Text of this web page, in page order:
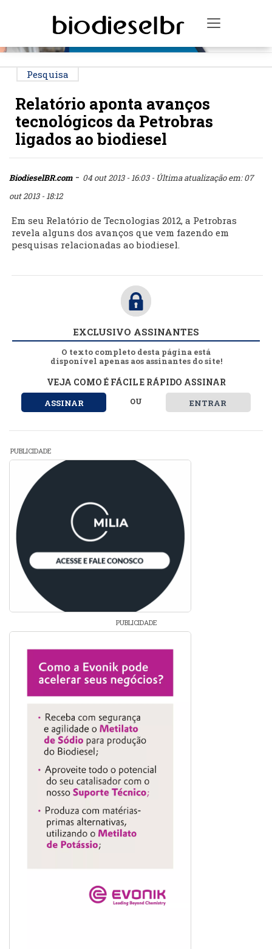
Toggle
Pesquisa
Relatório aponta avanços
tecnológicos da Petrobras
ligados ao biodiesel
BiodieselBR.com- 04 out 2013 - 16:03 - Última atualização em: 07
out 2013 - 18:12
Em seu Relatório de Tecnologias 2012, a Petrobras
revela alguns dos avanços que vem fazendo em
pesquisas relacionadas ao biodiesel.
EXCLUSIVO ASSINANTES
O texto completo desta página está
disponível apenas aos assinantes do site!
VEJA COMO É FÁCIL E RÁPIDO ASSINAR
ASSINAR OU ENTRAR
PUBLICIDADE
PUBLICIDADE